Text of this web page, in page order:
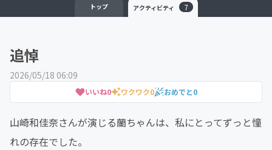
トップ アクティビティ 7
追悼
2026/05/18 06:09
いいね0 ワクワク0 おめでと0
山崎和佳奈さんが演じる蘭ちゃんは、私にとってずっと憧
れの存在でした。